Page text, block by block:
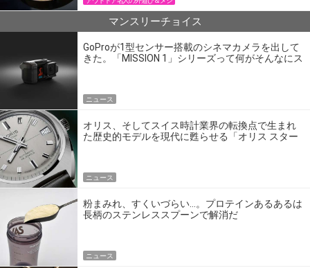
マンスリーチョイス
GoProが1型センサー搭載のシネマカメラを出して
きた。「MISSION 1」シリーズって何がそんなにス
ニュース
オリス、そしてスイス時計業界の転換点で生まれ
た歴史的モデルを現代に甦らせる「オリス スター
ニュース
粉まみれ、すくいづらい…。プロテインあるあるは
長柄のステンレススプーンで解消だ
ニュース